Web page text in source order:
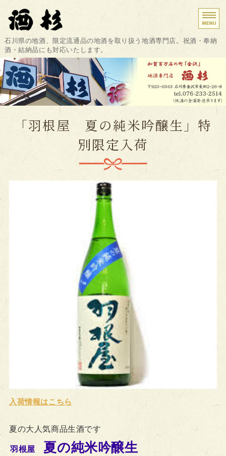
金沢市の地酒専門店 酒杉｜祝酒・奉納酒・
石川県の地酒、限定流通品の地酒を取り扱う地酒専門店。祝酒・奉納
酒・結納品にも対応いたします。
ホーム
商品紹介
結納・たもと酒・お祝
店舗概要・アクセス
「羽根屋 夏の純米吟醸生」特
別限定入荷
入荷情報はこちら
夏の大人気商品生酒です
羽根屋 夏の純米吟醸生